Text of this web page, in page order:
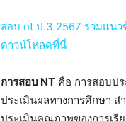
สอบ nt ป.3 2567 รวมแน
ดาวน์โหลดที่นี่
การสอบ NT คือ การสอบป
ประเมินผลทางการศึกษา
ประเมินคุณภาพของการเ